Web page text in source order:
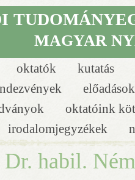
MAGYAR
oktatók
kutatás
oktatóink
irodalomjegyzékek
Dr. habil.